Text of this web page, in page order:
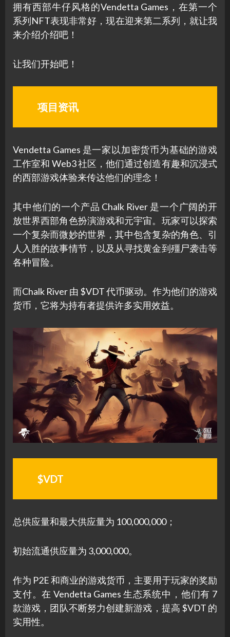
拥有西部牛仔风格的Vendetta Games，在第一个
系列NFT表现非常好，现在迎来第二系列，就让我
来介绍介绍吧！
让我们开始吧！
项目资讯
Vendetta Games 是一家以加密货币为基础的游戏
工作室和 Web3 社区，他们通过创造有趣和沉浸式
的西部游戏体验来传达他们的理念！
其中他们的一个产品 Chalk River 是一个广阔的开
放世界西部角色扮演游戏和元宇宙。玩家可以探索
一个复杂而微妙的世界，其中包含复杂的角色、引
人入胜的故事情节，以及从寻找黄金到殭尸袭击等
各种冒险。
而Chalk River 由 $VDT 代币驱动。作为他们的游戏
货币，它将为持有者提供许多实用效益。
$VDT
总供应量和最大供应量为 100,000,000；
初始流通供应量为 3,000,000。
作为 P2E 和商业的游戏货币，主要用于玩家的奖励
支付。在 Vendetta Games 生态系统中，他们有 7
款游戏，团队不断努力创建新游戏，提高 $VDT 的
实用性。